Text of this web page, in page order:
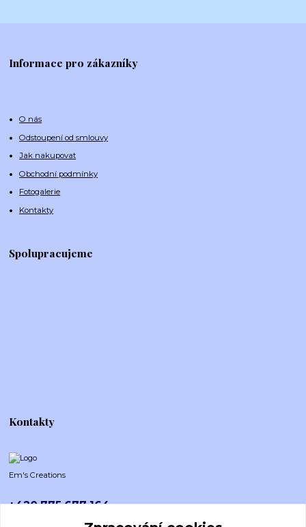
Informace pro zákazníky
O nás
Odstoupení od smlouvy
Jak nakupovat
Obchodní podmínky
Fotogalerie
Kontakty
Spolupracujeme
Kontakty
Em's Creations
+420 775 677 164